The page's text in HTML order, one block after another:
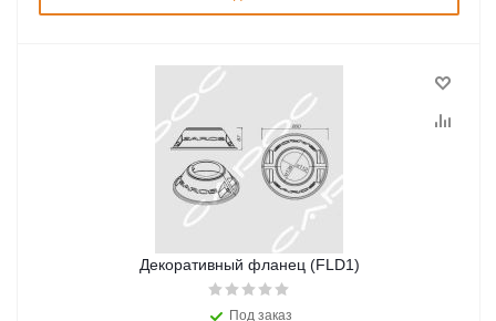
Декоративный фланец (FLD1)
Под заказ